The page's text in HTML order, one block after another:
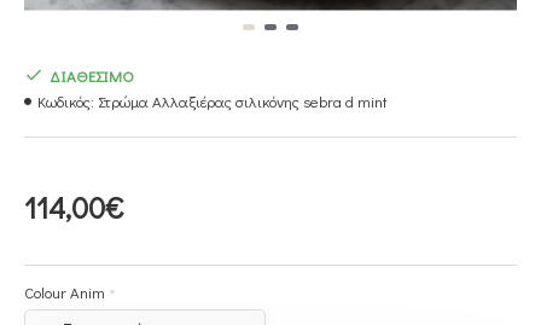
114,00€
ΔΙΑΘΕΣΙΜΟ
Κωδικός: Στρώμα Αλλαξιέρας σιλικόνης sebra d mint
Colour Anim